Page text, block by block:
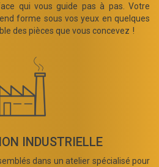
qui vous guide pas à pas. Votre
forme sous vos yeux en quelques
des pièces que vous concevez !
INDUSTRIELLE
dans un atelier spécialisé pour